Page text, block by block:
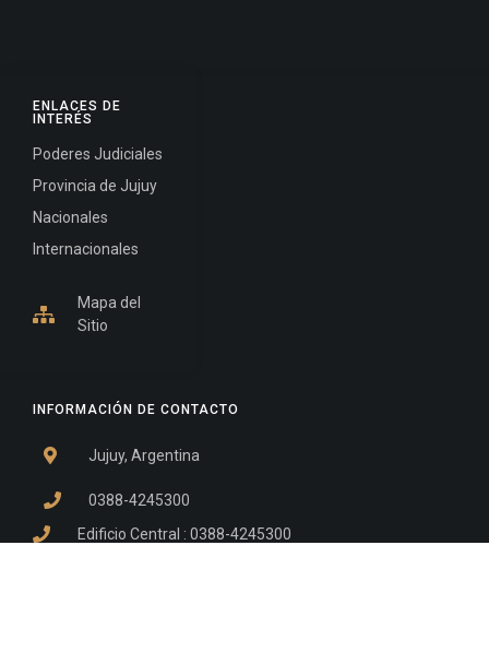
INFORMACIÓN DE CONTACTO
Jujuy, Argentina
0388-4245300
Edificio Central : 0388-4245300
ENLACES DE
INTERÉS
Poderes Judiciales
Provincia de Jujuy
Nacionales
Internacionales
Mapa del
Sitio